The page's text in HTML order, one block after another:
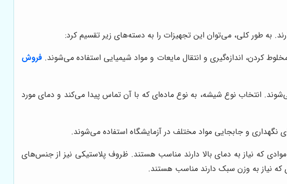
به طور کلی، می‌توان این تجهیزات را به دسته‌های زیر تقسیم کرد:
کردن، اندازه‌گیری و انتقال مایعات و مواد شیمیایی استفاده می‌شوند.فروش
انتخاب نوع شیشه، به نوع ماده‌ای که با آن تماس پیدا می‌کند و دمای مورد
و جابجایی مواد مختلف در آزمایشگاه استفاده می‌شوند.
که نیاز به دمای بالا دارند مناسب هستند. ظروف پلاستیکی نیز از جنس‌های
که نیاز به وزن سبک دارند مناسب هستند.